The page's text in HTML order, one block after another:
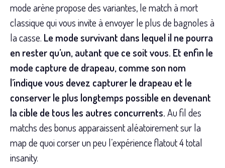
mode arène propose des variantes, le match à mort
classique qui vous invite à envoyer le plus de bagnoles à
la casse. Le mode survivant dans lequel il ne pourra
en rester qu’un, autant que ce soit vous. Et enfin le
mode capture de drapeau, comme son nom
l’indique vous devez capturer le drapeau et le
conserver le plus longtemps possible en devenant
la cible de tous les autres concurrents.Au fil des
matchs des bonus apparaissent aléatoirement sur la
map de quoi corser un peu l’expérience flatout 4 total
insanity.